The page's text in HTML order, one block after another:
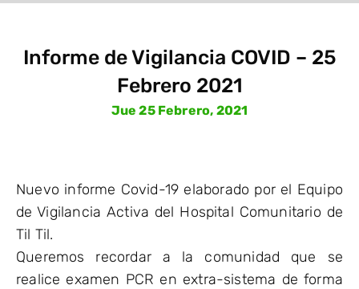
Informe de Vigilancia COVID – 25
Febrero 2021
Jue 25 Febrero, 2021
Nuevo informe Covid-19 elaborado por el Equipo
de Vigilancia Activa del Hospital Comunitario de
Til Til.
Queremos recordar a la comunidad que se
realice examen PCR en extra-sistema de forma